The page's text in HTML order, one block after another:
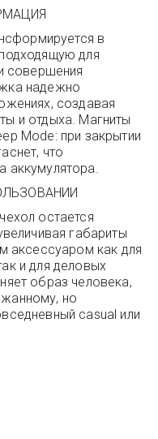
в
для
совершения
надежно
создавая
и отдыха. Магниты
Mode: при закрытии
что
аккумулятора.
остается
габариты
аксессуаром как для
и для деловых
образ человека,
но
casual или